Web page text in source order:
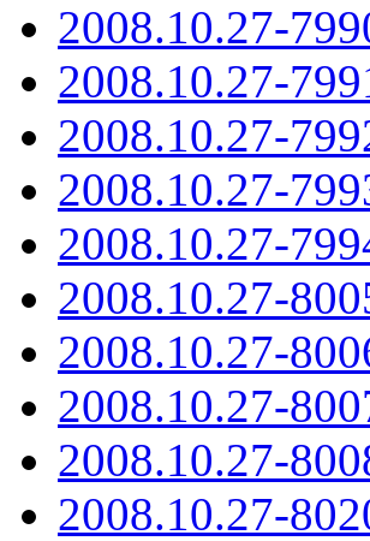
2008.10.27-
2008.10.27-
2008.10.27-
2008.10.27-
2008.10.27-
2008.10.27-
2008.10.27-
2008.10.27-
2008.10.27-
2008.10.27-